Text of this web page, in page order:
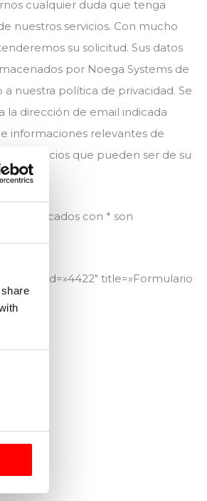
cualquier duda que tenga
nuestros servicios. Con mucho
su solicitud. Sus datos
por Noega Systems de
a nuestra política de privacidad. Se
la dirección de email indicada
informaciones relevantes de
y servicios que pueden ser de su
marcados con * son
form-7 id=»4422″ title=»Formulario